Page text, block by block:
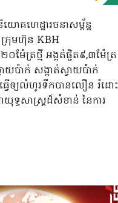
ោគហេដ្ឋារចនាសម្ព័ន្ឋ
ក្រុមហ៊ុន KBH
ែត្រថ្មី អង្គត់ផ្ចិត៩,៣ម៉ែត្រ
យប៉ាក់ សង្កាត់ស្វាយប៉ាក់
ើឲ្យលំហូរទឹកបានលឿន រំដោះ
ធសាស្ត្រដ៏សំខាន់ នៃការ